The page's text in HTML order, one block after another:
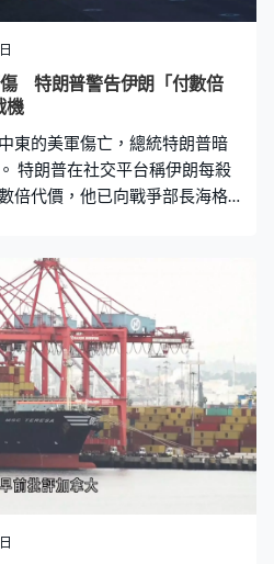
特朗普警告伊朗「付數倍
機
東的美軍傷亡，總統特朗普暗
特朗普在社交平台稱伊朗每殺
倍代價，他已向戰爭部長海格
和F-35戰機及空中加油機。 美
約旦和伊拉克陣亡，五角大樓
動中受傷。